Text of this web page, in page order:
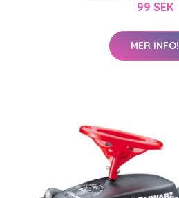
99 SEK
MER INFO!